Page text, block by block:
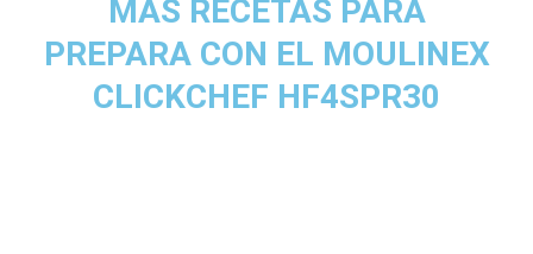
MÁS RECETAS PARA
PREPARA CON EL MOULINEX
CLICKCHEF HF4SPR30